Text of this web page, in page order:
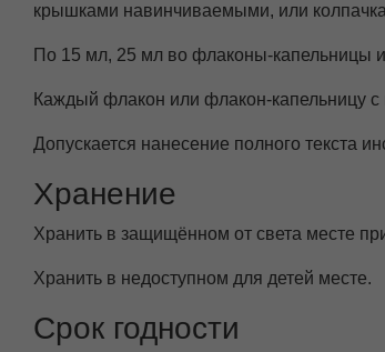
крышками навинчиваемыми, или
По 15 мл, 25 мл во флаконы-капельницы
Каждый флакон или флакон-капельницу
Допускается нанесение полного текста
Хранение
Хранить в защищённом от света месте
Хранить в недоступном для детей месте.
Срок годности